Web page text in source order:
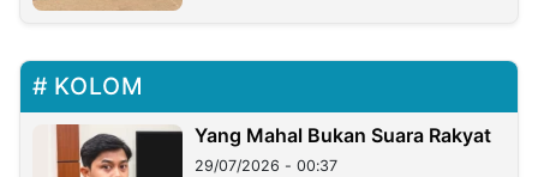
KOLOM
Yang Mahal Bukan Suara Rakyat
29/07/2026 - 00:37